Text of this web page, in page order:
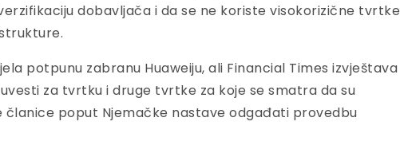
dobavljača i da se ne koriste visokorizične tvrtke
potpunu zabranu Huaweiju, ali Financial Times izvještava
za tvrtku i druge tvrtke za koje se smatra da su
članice poput Njemačke nastave odgađati provedbu